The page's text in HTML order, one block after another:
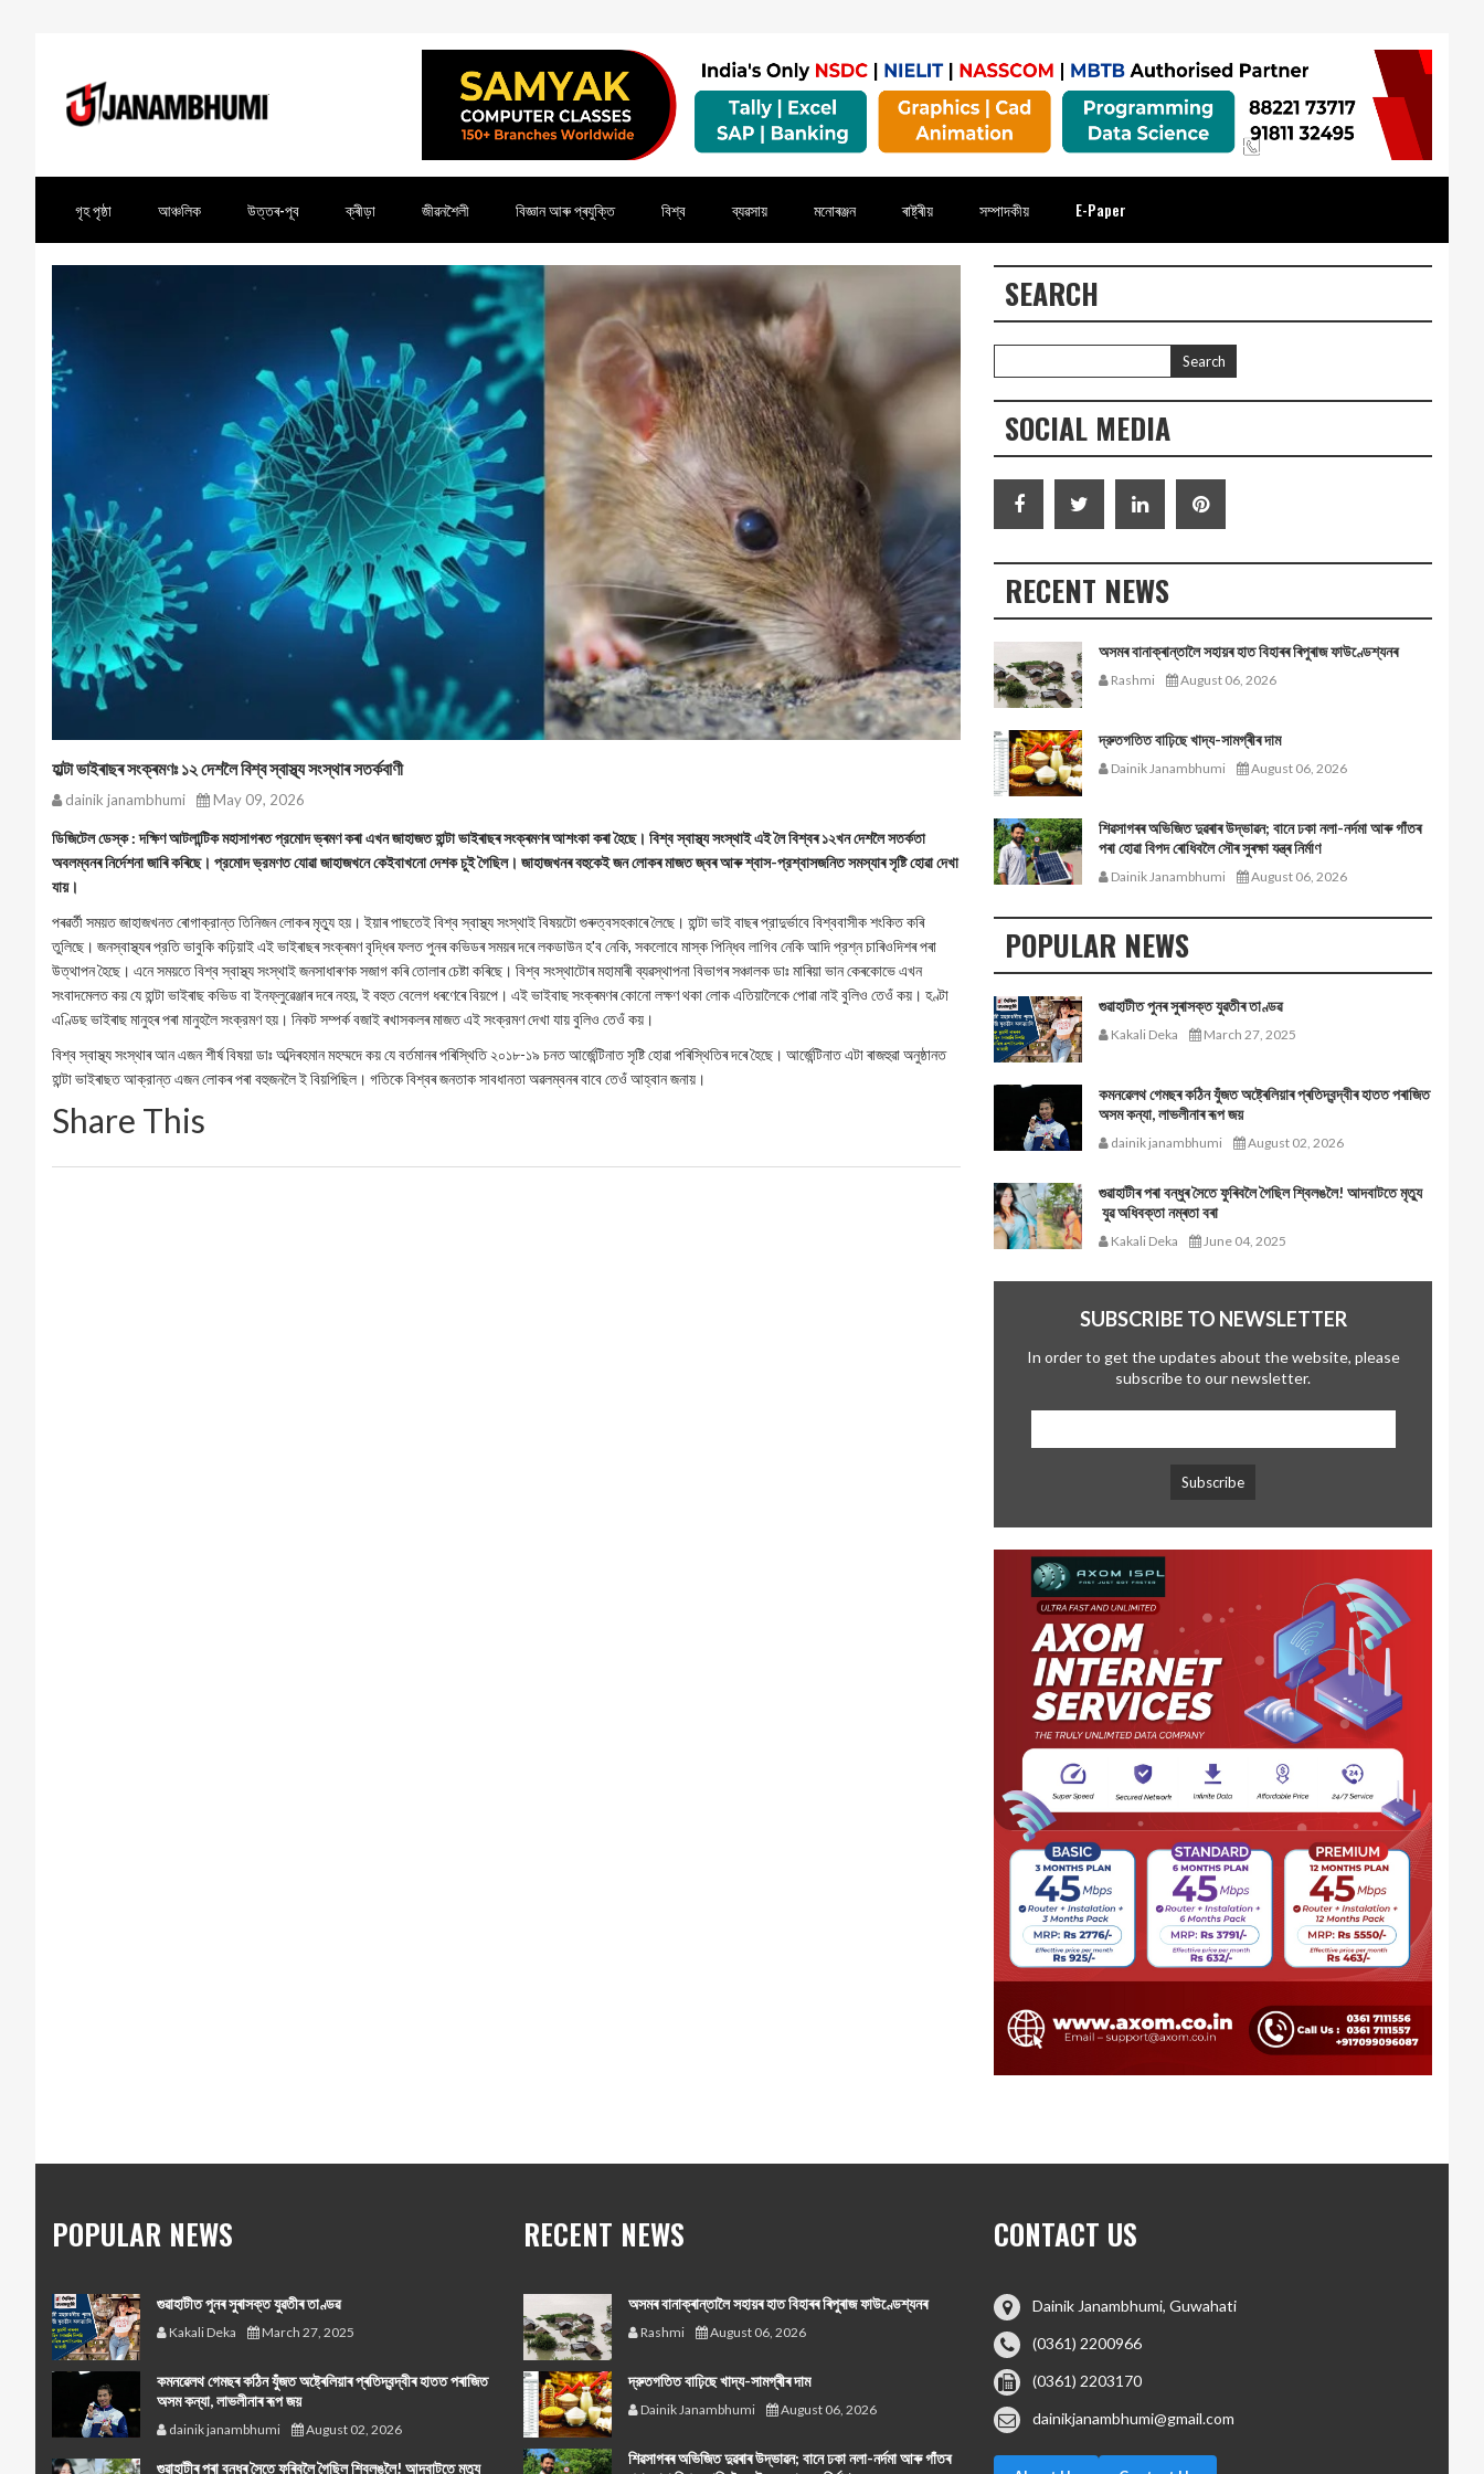
গৃহ পৃষ্ঠা আঞ্চলিক উত্তৰ-পূব ক্ৰীড়া জীৱনশৈলী বিজ্ঞান আৰু প্ৰযুক্তি বিশ্ব ব্যৱসায় মনোৰঞ্জন ৰাষ্ট্ৰীয় সম্পাদকীয় E-Paper
হাল্টা ভাইৰাছৰ সংক্ৰমণঃ ১২ দেশলৈ বিশ্ব স্বাস্থ্য সংস্থাৰ সতর্কবাণী
dainik janambhumi May 09, 2026
ডিজিটেল ডেস্ক : দক্ষিণ আটলান্টিক মহাসাগৰত প্রমোদ ভ্ৰমণ কৰা এখন জাহাজত হান্টা ভাইৰাছৰ সংক্ৰমণৰ আশংকা কৰা হৈছে। বিশ্ব স্বাস্থ্য সংস্থাই এই লৈ বিশ্বৰ ১২খন দেশলৈ সতর্কতা
অবলম্বনৰ নির্দেশনা জাৰি কৰিছে। প্রমোদ ভ্রমণত যোৱা জাহাজখনে কেইবাখনো দেশক চুই গৈছিল। জাহাজখনৰ বহুকেই জন লোকৰ মাজত জ্বৰ আৰু শ্বাস-প্রশ্বাসজনিত সমস্যাৰ সৃষ্টি হোৱা দেখা
যায়।
পৰৱৰ্তী সময়ত জাহাজখনত ৰোগাক্রান্ত তিনিজন লোকৰ মৃত্যু হয়। ইয়াৰ পাছতেই বিশ্ব স্বাস্থ্য সংস্থাই বিষয়টো গুৰুত্বসহকাৰে লৈছে। হান্টা ভাই বাছৰ প্রাদুর্ভাবে বিশ্ববাসীক শংকিত কৰি
তুলিছে। জনস্বাস্থ্যৰ প্রতি ভাবুকি কঢ়িয়াই এই ভাইৰাছৰ সংক্ৰমণ বৃদ্ধিৰ ফলত পুনৰ কভিডৰ সময়ৰ দৰে লকডাউন হ'ব নেকি, সকলোবে মাস্ক পিন্ধিব লাগিব নেকি আদি প্রশ্ন চাৰিওদিশৰ পৰা
উত্থাপন হৈছে। এনে সময়তে বিশ্ব স্বাস্থ্য সংস্থাই জনসাধাৰণক সজাগ কৰি তোলাৰ চেষ্টা কৰিছে। বিশ্ব সংস্থাটোৰ মহামাৰী ব্যৱস্থাপনা বিভাগৰ সঞ্চালক ডাঃ মাৰিয়া ভান কেৰকোভে এখন
সংবাদমেলত কয় যে হান্টা ভাইৰাছ কভিড বা ইনফ্লুৱেঞ্জাৰ দৰে নহয়, ই বহুত বেলেগ ধৰণেৰে বিয়পে। এই ভাইবাছ সংক্ৰমণৰ কোনো লক্ষণ থকা লোক এতিয়ালৈকে পোৱা নাই বুলিও তেওঁ কয়। হণ্টা
এণ্ডিছ ভাইৰাছ মানুহৰ পৰা মানুহলৈ সংক্রমণ হয়। নিকট সম্পর্ক বজাই ৰখাসকলৰ মাজত এই সংক্রমণ দেখা যায় বুলিও তেওঁ কয়।
বিশ্ব স্বাস্থ্য সংস্থাৰ আন এজন শীর্ষ বিষয়া ডাঃ অব্দিৰহমান মহম্মদে কয় যে বৰ্তমানৰ পৰিস্থিতি ২০১৮-১৯ চনত আর্জেন্টিনাত সৃষ্টি হোৱা পৰিস্থিতিৰ দৰে হৈছে। আর্জেন্টিনাত এটা ৰাজহুৱা অনুষ্ঠানত
হান্টা ভাইৰাছত আক্রান্ত এজন লোকৰ পৰা বহুজনলৈ ই বিয়পিছিল। গতিকে বিশ্বৰ জনতাক সাবধানতা অৱলম্বনৰ বাবে তেওঁ আহ্বান জনায়।
Share This
SEARCH
SOCIAL MEDIA
RECENT NEWS
অসমৰ বানাক্ৰান্তালৈ সহায়ৰ হাত বিহাৰৰ ৰিপুৰাজ ফাউণ্ডেশ্যনৰ
Rashmi August 06, 2026
দ্রুতগতিত বাঢ়িছে খাদ্য-সামগ্ৰীৰ দাম
Dainik Janambhumi August 06, 2026
শিৱসাগৰৰ অভিজিত দুৱৰাৰ উদ্ভাৱন; বানে ঢকা নলা-নৰ্দমা আৰু গাঁতৰ
পৰা হোৱা বিপদ ৰোধিবলৈ সৌৰ সুৰক্ষা যন্ত্ৰ নিৰ্মাণ
Dainik Janambhumi August 06, 2026
POPULAR NEWS
গুৱাহাটীত পুনৰ সুৰাসক্ত যুৱতীৰ তাণ্ডৱ
Kakali Deka March 27, 2025
কমনৱেলথ গেমছৰ কঠিন যুঁজত অষ্ট্ৰেলিয়াৰ প্ৰতিদ্বন্দ্বীৰ হাতত পৰাজিত
অসম কন্যা, লাভলীনাৰ ৰূপ জয়
dainik janambhumi August 02, 2026
গুৱাহাটীৰ পৰা বন্ধুৰ সৈতে ফুৰিবলৈ গৈছিল শ্বিলঙলৈ! আদবাটতে মৃত্যু
যুৱ অধিবক্তা নম্ৰতা বৰা
Kakali Deka June 04, 2025
SUBSCRIBE TO NEWSLETTER
In order to get the updates about the website, please
subscribe to our newsletter.
POPULAR NEWS
গুৱাহাটীত পুনৰ সুৰাসক্ত যুৱতীৰ তাণ্ডৱ
Kakali Deka March 27, 2025
কমনৱেলথ গেমছৰ কঠিন যুঁজত অষ্ট্ৰেলিয়াৰ প্ৰতিদ্বন্দ্বীৰ হাতত পৰাজিত
অসম কন্যা, লাভলীনাৰ ৰূপ জয়
dainik janambhumi August 02, 2026
গুৱাহাটীৰ পৰা বন্ধুৰ সৈতে ফুৰিবলৈ গৈছিল শ্বিলঙলৈ! আদবাটতে মৃত্যু
RECENT NEWS
অসমৰ বানাক্ৰান্তালৈ সহায়ৰ হাত বিহাৰৰ ৰিপুৰাজ ফাউণ্ডেশ্যনৰ
Rashmi August 06, 2026
দ্রুতগতিত বাঢ়িছে খাদ্য-সামগ্ৰীৰ দাম
Dainik Janambhumi August 06, 2026
শিৱসাগৰৰ অভিজিত দুৱৰাৰ উদ্ভাৱন; বানে ঢকা নলা-নৰ্দমা আৰু গাঁতৰ
CONTACT US
Dainik Janambhumi, Guwahati
(0361) 2200966
(0361) 2203170
dainikjanambhumi@gmail.com